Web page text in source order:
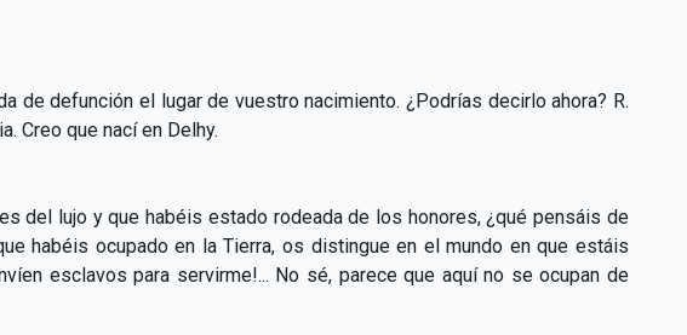
de defunción el lugar de vuestro nacimiento. ¿Podrías decirlo ahora? R.
Creo que nací en Delhy.
del lujo y que habéis estado rodeada de los honores, ¿qué pensáis de
habéis ocupado en la Tierra, os distingue en el mundo en que estáis
esclavos para servirme!... No sé, parece que aquí no se ocupan de